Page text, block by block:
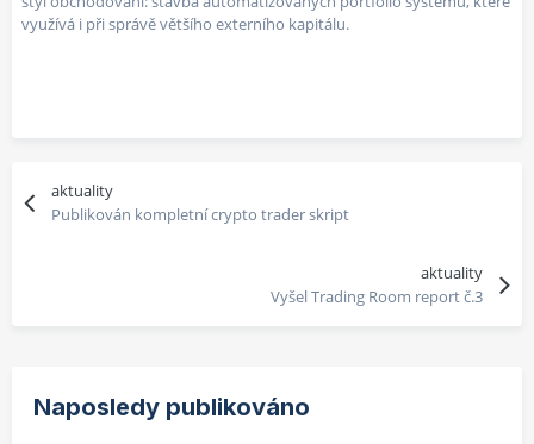
využívá i při správě většího externího kapitálu.
aktuality
Publikován kompletní crypto trader skript
aktuality
Vyšel Trading Room report č.3
Naposledy publikováno